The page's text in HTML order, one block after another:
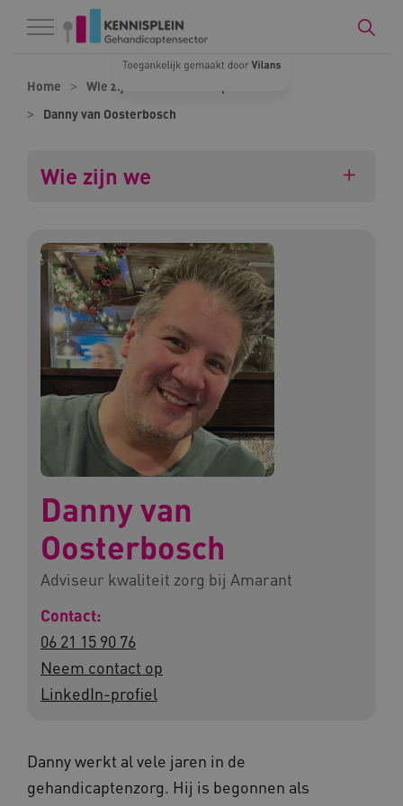
Naar hoofdinhoud
Naar footer
Home Wie zijn we
Danny van Oosterbosch
Wie zijn we
Danny van
Oosterbosch
Adviseur kwaliteit zorg bij Amarant
Contact:
06 21 15 90 76
Neem contact op
LinkedIn-profiel
Danny werkt al vele jaren in de
gehandicaptenzorg. Hij is begonnen als